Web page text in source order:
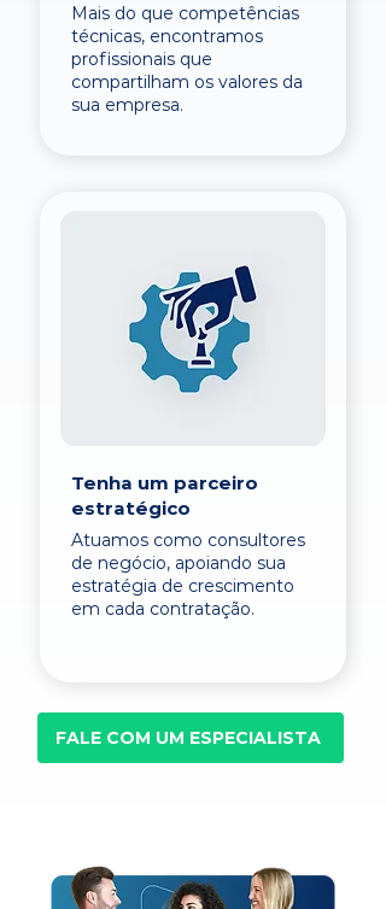
Mais do que competências
técnicas, encontramos
profissionais que
compartilham os valores da
sua empresa.
Tenha um parceiro
estratégico
Atuamos como consultores
de negócio, apoiando sua
estratégia de crescimento
em cada contratação.
FALE COM UM ESPECIALISTA